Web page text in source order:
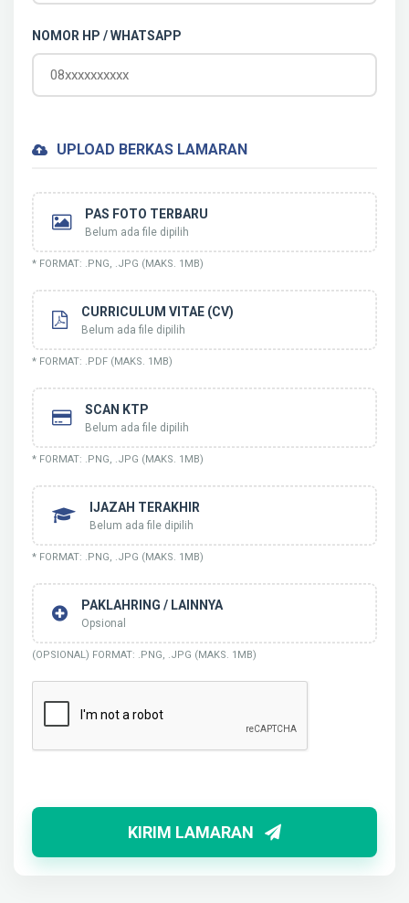
NOMOR HP / WHATSAPP
UPLOAD BERKAS LAMARAN
PAS FOTO TERBARU
Belum ada file dipilih
* FORMAT: .PNG, .JPG (MAKS. 1MB)
CURRICULUM VITAE (CV)
Belum ada file dipilih
* FORMAT: .PDF (MAKS. 1MB)
SCAN KTP
Belum ada file dipilih
* FORMAT: .PNG, .JPG (MAKS. 1MB)
IJAZAH TERAKHIR
Belum ada file dipilih
* FORMAT: .PNG, .JPG (MAKS. 1MB)
PAKLAHRING / LAINNYA
Opsional
(OPSIONAL) FORMAT: .PNG, .JPG (MAKS. 1MB)
KIRIM LAMARAN